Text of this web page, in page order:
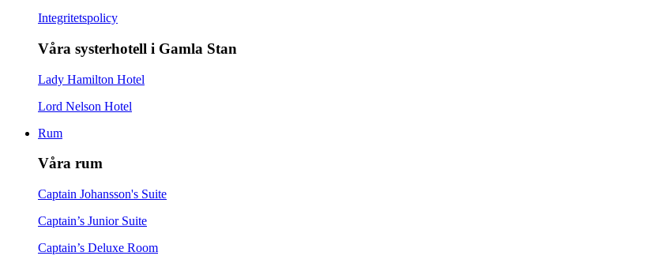
Integritetspolicy
Våra systerhotell i Gamla Stan
Lady Hamilton Hotel
Lord Nelson Hotel
Rum
Våra rum
Captain Johansson's Suite
Captain’s Junior Suite
Captain’s Deluxe Room